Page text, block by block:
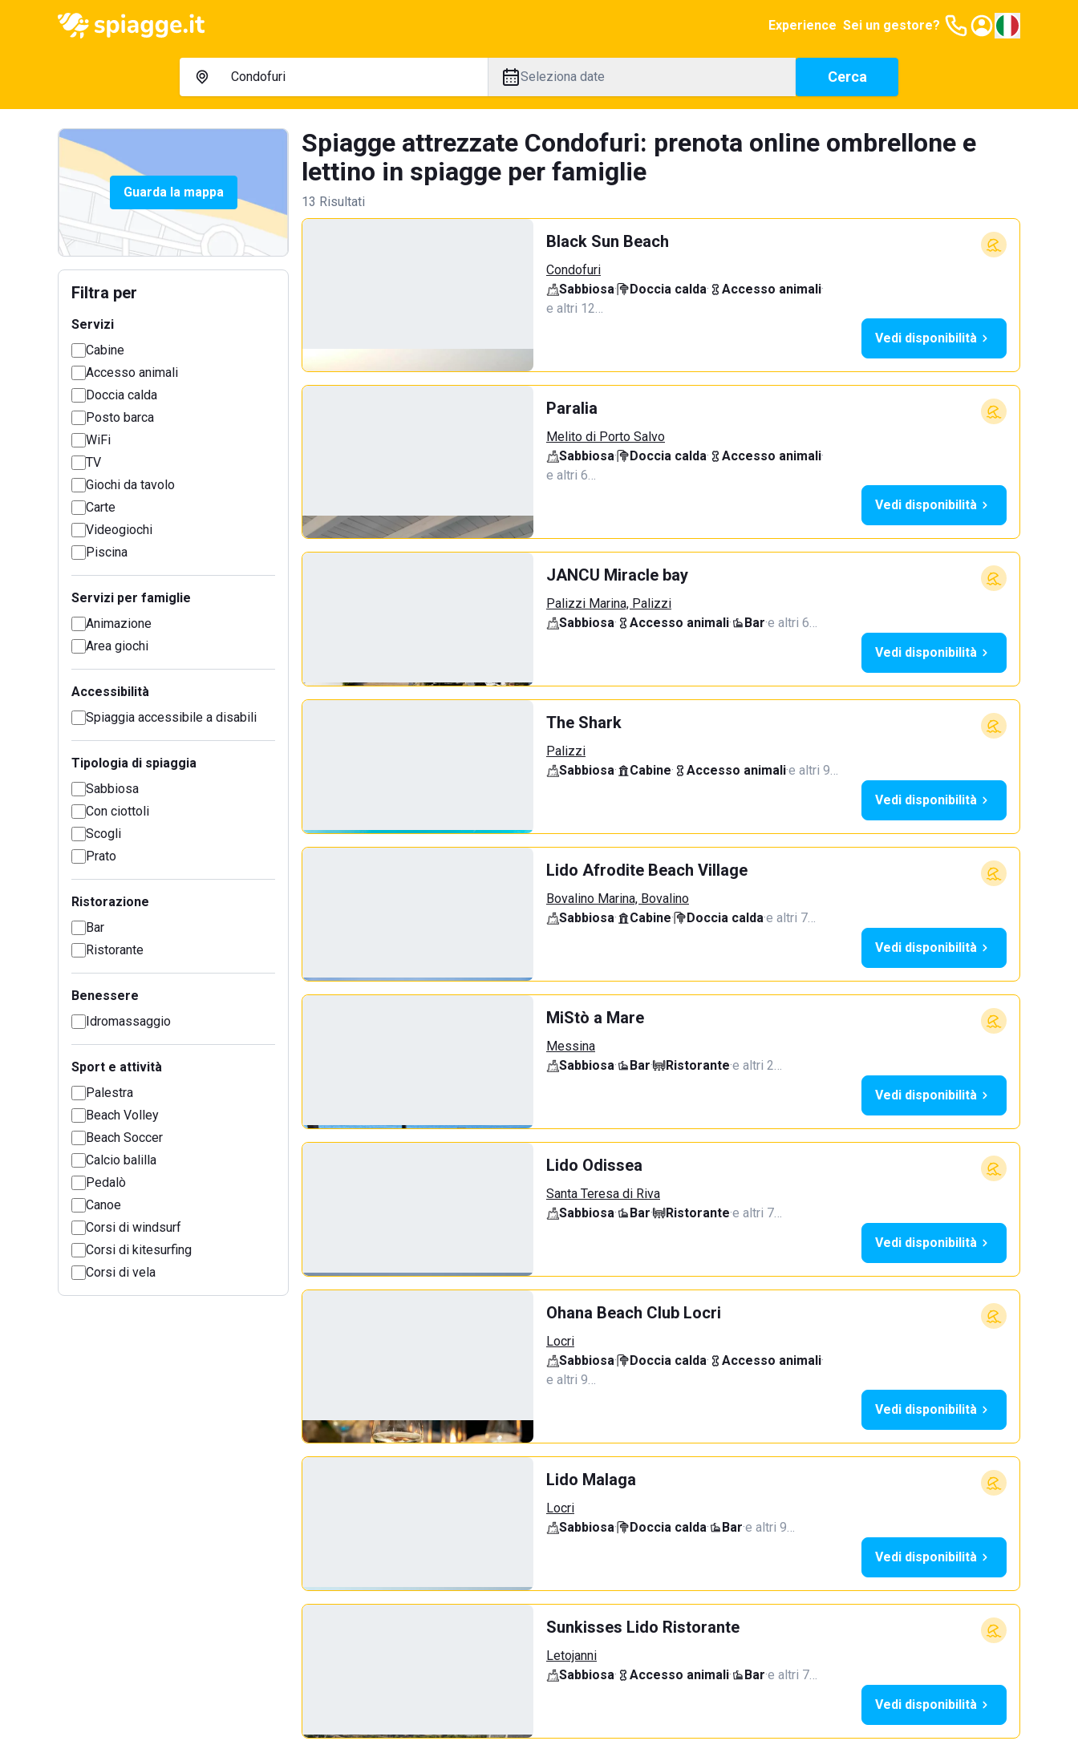
Experience Sei un gestore?
Seleziona date Cerca
Guarda la mappa
Filtra per
Servizi
Cabine
Accesso animali
Doccia calda
Posto barca
WiFi
TV
Giochi da tavolo
Carte
Videogiochi
Piscina
Servizi per famiglie
Animazione
Area giochi
Accessibilità
Spiaggia accessibile a disabili
Tipologia di spiaggia
Sabbiosa
Con ciottoli
Scogli
Prato
Ristorazione
Bar
Ristorante
Benessere
Idromassaggio
Sport e attività
Palestra
Beach Volley
Beach Soccer
Calcio balilla
Pedalò
Canoe
Corsi di windsurf
Corsi di kitesurfing
Corsi di vela
Spiagge attrezzate Condofuri: prenota online ombrellone e
lettino in spiagge per famiglie
13 Risultati
Black Sun Beach
Condofuri
Sabbiosa· Doccia calda· Accesso animali·
e altri 12…
Vedi disponibilità
Paralia
Melito di Porto Salvo
Sabbiosa· Doccia calda· Accesso animali·
e altri 6…
Vedi disponibilità
JANCU Miracle bay
Palizzi Marina, Palizzi
Sabbiosa· Accesso animali· Bar·e altri 6…
Vedi disponibilità
The Shark
Palizzi
Sabbiosa· Cabine· Accesso animali·e altri 9…
Vedi disponibilità
Lido Afrodite Beach Village
Bovalino Marina, Bovalino
Sabbiosa· Cabine· Doccia calda·e altri 7…
Vedi disponibilità
MiStò a Mare
Messina
Sabbiosa· Bar· Ristorante·e altri 2…
Vedi disponibilità
Lido Odissea
Santa Teresa di Riva
Sabbiosa· Bar· Ristorante·e altri 7…
Vedi disponibilità
Ohana Beach Club Locri
Locri
Sabbiosa· Doccia calda· Accesso animali·
e altri 9…
Vedi disponibilità
Lido Malaga
Locri
Sabbiosa· Doccia calda· Bar·e altri 9…
Vedi disponibilità
Sunkisses Lido Ristorante
Letojanni
Sabbiosa· Accesso animali· Bar·e altri 7…
Vedi disponibilità